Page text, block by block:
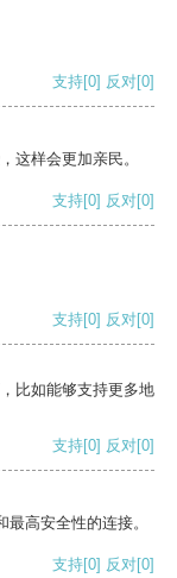
支持[0] 反对[0]
这样会更加亲民。
支持[0] 反对[0]
支持[0] 反对[0]
比如能够支持更多地
支持[0] 反对[0]
高安全性的连接。
支持[0] 反对[0]